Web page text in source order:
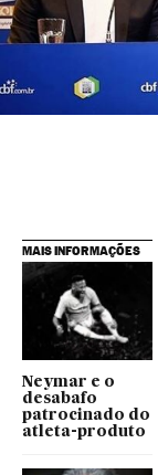
MAIS INFORMAÇÕES
Neymar e o
desabafo
patrocinado do
atleta-produto